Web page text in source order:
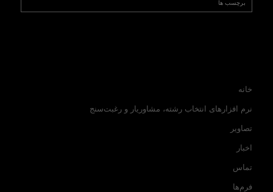
برچسب ها
خانه
نرم افزارهای انتخاب رشته، مشاوریار و رغبت‌سنج
تصاویر
اخبار
تماس
فرم‌ها